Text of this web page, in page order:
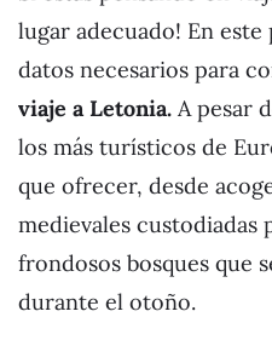
lugar adecuado! En
datos necesarios para
viaje a Letonia. A pesar
los más turísticos de
que ofrecer, desde
medievales custodiadas
frondosos bosques que
durante el otoño.